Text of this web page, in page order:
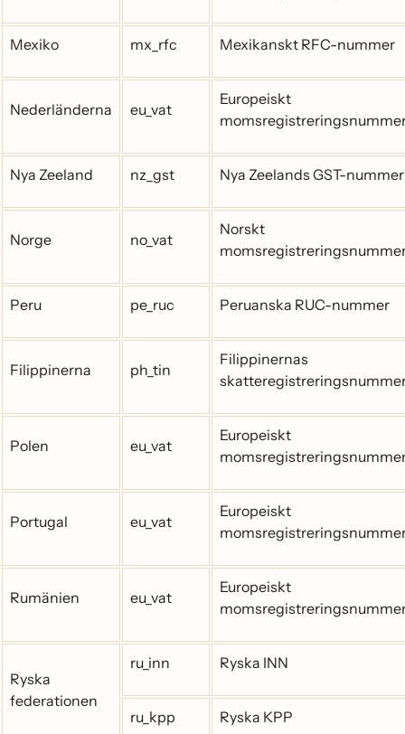
Mexiko mx_rfc Mexikanskt RFC-nummer
Nederländerna eu_vat
Europeiskt
Nya Zeeland nz_gst Nya Zeelands GST-nummer
Norge no_vat
Norskt
Peru pe_ruc Peruanska RUC-nummer
Filippinerna ph_tin
Filippinernas
Polen eu_vat
Europeiskt
Portugal eu_vat
Europeiskt
Rumänien eu_vat
Europeiskt
Ryska
federationen
ru_inn Ryska INN
ru_kpp Ryska KPP